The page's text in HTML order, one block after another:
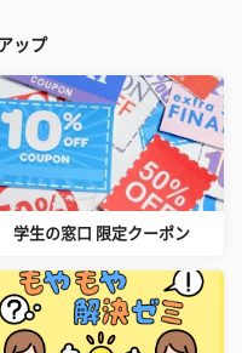
ップ
学生の窓口 限定クーポン